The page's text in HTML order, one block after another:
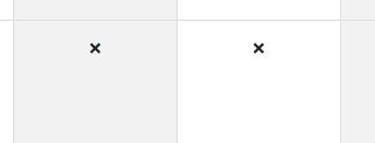
❌ ❌